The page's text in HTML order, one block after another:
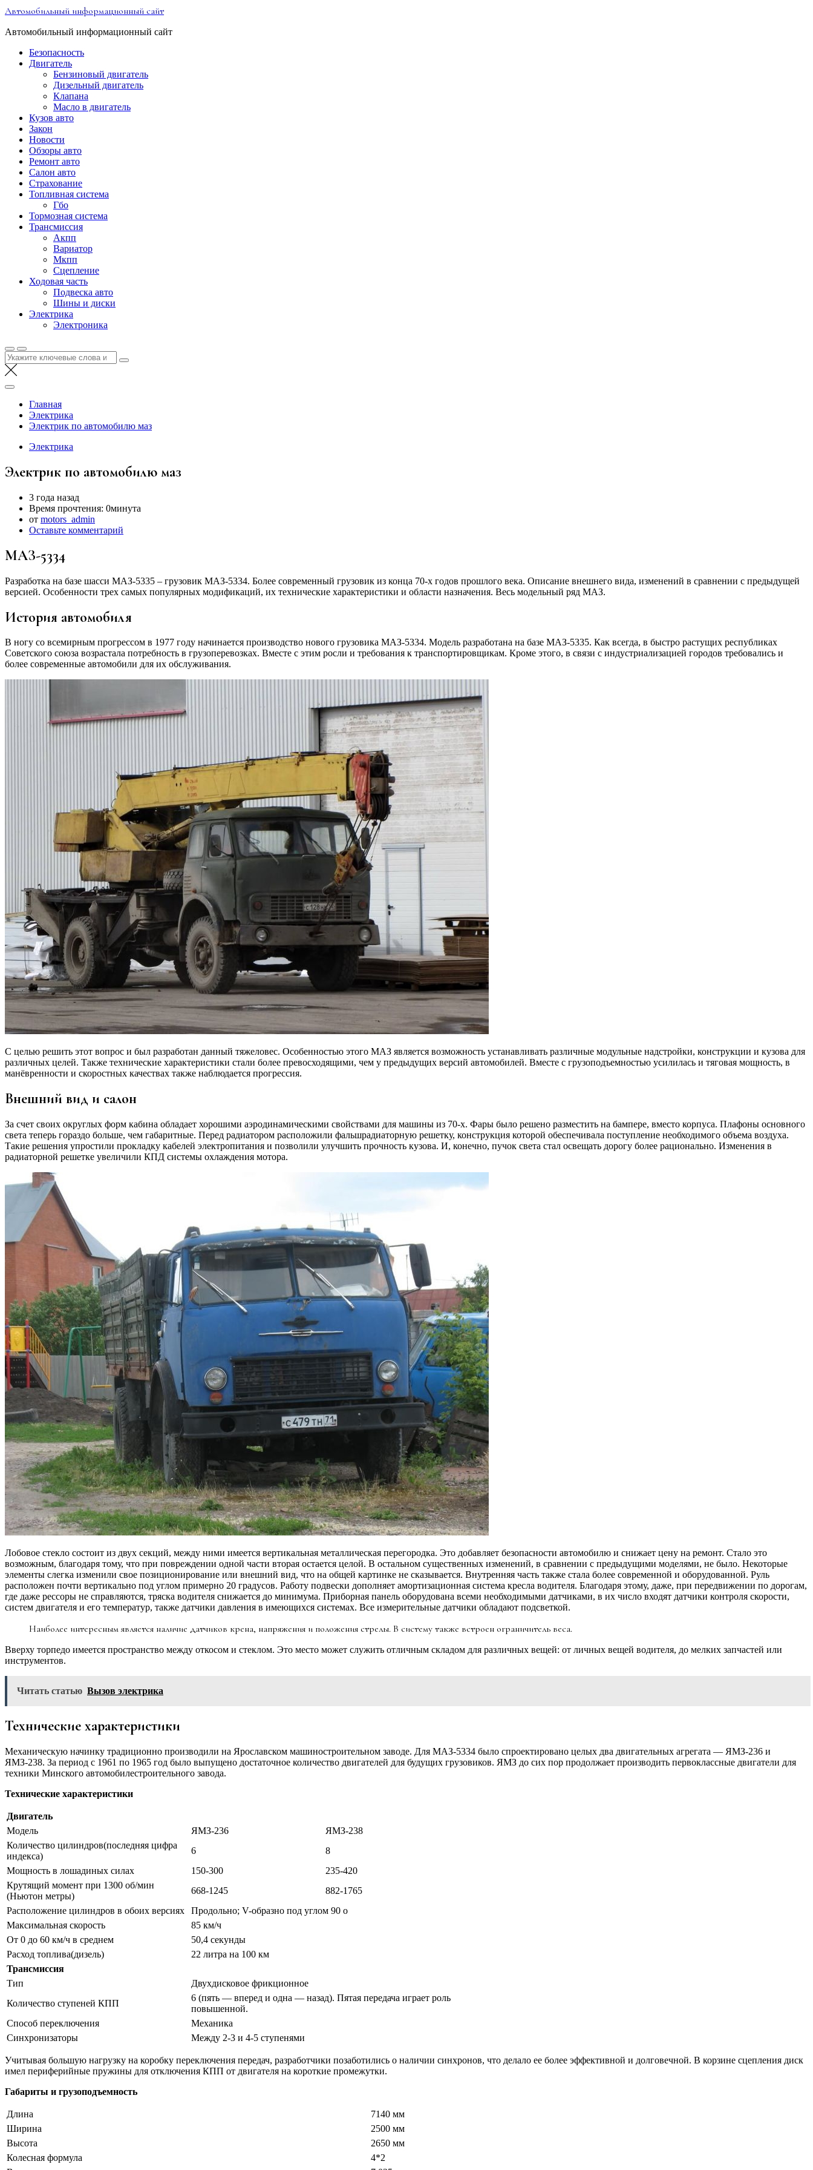
Перейти
содержимому
Автомобильный информационный сайт
Автомобильный информационный сайт
Безопасность
Двигатель
Бензиновый двигатель
Дизельный двигатель
Клапана
Масло в двигатель
Кузов авто
Закон
Новости
Обзоры авто
Ремонт авто
Салон авто
Страхование
Топливная система
Гбо
Тормозная система
Трансмиссия
Акпп
Вариатор
Мкпп
Сцепление
Ходовая часть
Подвеска авто
Шины и диски
Электрика
Электроника
Найти:
Главная
Электрика
Электрик по автомобилю маз
Электрика
Электрик по автомобилю маз
3 года назад
Время прочтения: 0минута
от motors_admin
Оставьте комментарий
МАЗ-5334
Разработка на базе шасси МАЗ-5335 – грузовик МАЗ-5334. Более современный грузовик из конца 70-х годов прошлого века. Описание внешнего вида, изменений в сравнении с предыдущей
версией. Особенности трех самых популярных модификаций, их технические характеристики и области назначения. Весь модельный ряд МАЗ.
История автомобиля
В ногу со всемирным прогрессом в 1977 году начинается производство нового грузовика МАЗ-5334. Модель разработана на базе МАЗ-5335. Как всегда, в быстро растущих республиках
Советского союза возрастала потребность в грузоперевозках. Вместе с этим росли и требования к транспортировщикам. Кроме этого, в связи с индустриализацией городов требовались и
более современные автомобили для их обслуживания.
С целью решить этот вопрос и был разработан данный тяжеловес. Особенностью этого МАЗ является возможность устанавливать различные модульные надстройки, конструкции и кузова для
различных целей. Также технические характеристики стали более превосходящими, чем у предыдущих версий автомобилей. Вместе с грузоподъемностью усилилась и тяговая мощность, в
манёвренности и скоростных качествах также наблюдается прогрессия.
Внешний вид и салон
За счет своих округлых форм кабина обладает хорошими аэродинамическими свойствами для машины из 70-х. Фары было решено разместить на бампере, вместо корпуса. Плафоны основного
света теперь гораздо больше, чем габаритные. Перед радиатором расположили фальшрадиаторную решетку, конструкция которой обеспечивала поступление необходимого объема воздуха.
Такие решения упростили прокладку кабелей электропитания и позволили улучшить прочность кузова. И, конечно, пучок света стал освещать дорогу более рационально. Изменения в
радиаторной решетке увеличили КПД системы охлаждения мотора.
Лобовое стекло состоит из двух секций, между ними имеется вертикальная металлическая перегородка. Это добавляет безопасности автомобилю и снижает цену на ремонт. Стало это
возможным, благодаря тому, что при повреждении одной части вторая остается целой. В остальном существенных изменений, в сравнении с предыдущими моделями, не было. Некоторые
элементы слегка изменили свое позиционирование или внешний вид, что на общей картинке не сказывается. Внутренняя часть также стала более современной и оборудованной. Руль
расположен почти вертикально под углом примерно 20 градусов. Работу подвески дополняет амортизационная система кресла водителя. Благодаря этому, даже, при передвижении по дорогам,
где даже рессоры не справляются, тряска водителя снижается до минимума. Приборная панель оборудована всеми необходимыми датчиками, в их число входят датчики контроля скорости,
систем двигателя и его температур, также датчики давления в имеющихся системах. Все измерительные датчики обладают подсветкой.
Наиболее интересным является наличие датчиков крена, напряжения и положения стрелы. В систему также встроен ограничитель веса.
Вверху торпедо имеется пространство между откосом и стеклом. Это место может служить отличным складом для различных вещей: от личных вещей водителя, до мелких запчастей или
инструментов.
Читать статью Вызов электрика
Технические характеристики
Механическую начинку традиционно производили на Ярославском машиностроительном заводе. Для МАЗ-5334 было спроектировано целых два двигательных агрегата — ЯМЗ-236 и
ЯМЗ-238. За период с 1961 по 1965 год было выпущено достаточное количество двигателей для будущих грузовиков. ЯМЗ до сих пор продолжает производить первоклассные двигатели для
техники Минского автомобилестроительного завода.
Технические характеристики
Двигатель
Модель
ЯМЗ-236
ЯМЗ-238
Количество цилиндров(последняя цифра
индекса)
6
8
Мощность в лошадиных силах
150-300
235-420
Крутящий момент при 1300 об/мин
(Ньютон метры)
668-1245
882-1765
Расположение цилиндров в обоих версиях
Продольно; V-образно под углом 90 о
Максимальная скорость
85 км/ч
От 0 до 60 км/ч в среднем
50,4 секунды
Расход топлива(дизель)
22 литра на 100 км
Трансмиссия
Тип
Двухдисковое фрикционное
Количество ступеней КПП
6 (пять — вперед и одна — назад). Пятая передача играет роль
повышенной.
Способ переключения
Механика
Синхронизаторы
Между 2-3 и 4-5 ступенями
Учитывая большую нагрузку на коробку переключения передач, разработчики позаботились о наличии синхронов, что делало ее более эффективной и долговечной. В корзине сцепления диск
имел периферийные пружины для отключения КПП от двигателя на короткие промежутки.
Габариты и грузоподъемность
Длина
7140 мм
Ширина
2500 мм
Высота
2650 мм
Колесная формула
4*2